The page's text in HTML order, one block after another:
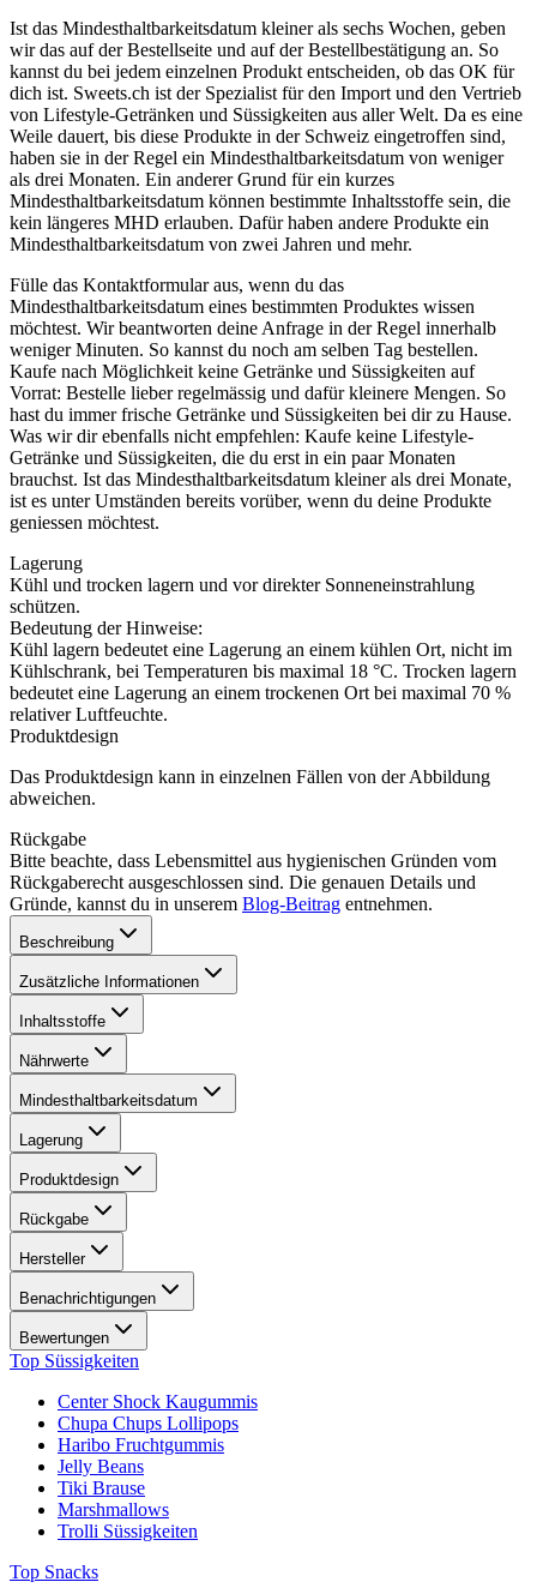
Ist das Mindesthaltbarkeitsdatum kleiner als sechs Wochen, geben
wir das auf der Bestellseite und auf der Bestellbestätigung an. So
kannst du bei jedem einzelnen Produkt entscheiden, ob das OK für
dich ist. Sweets.ch ist der Spezialist für den Import und den Vertrieb
von Lifestyle-Getränken und Süssigkeiten aus aller Welt. Da es eine
Weile dauert, bis diese Produkte in der Schweiz eingetroffen sind,
haben sie in der Regel ein Mindesthaltbarkeitsdatum von weniger
als drei Monaten. Ein anderer Grund für ein kurzes
Mindesthaltbarkeitsdatum können bestimmte Inhaltsstoffe sein, die
kein längeres MHD erlauben. Dafür haben andere Produkte ein
Mindesthaltbarkeitsdatum von zwei Jahren und mehr.
Fülle das Kontaktformular aus, wenn du das
Mindesthaltbarkeitsdatum eines bestimmten Produktes wissen
möchtest. Wir beantworten deine Anfrage in der Regel innerhalb
weniger Minuten. So kannst du noch am selben Tag bestellen.
Kaufe nach Möglichkeit keine Getränke und Süssigkeiten auf
Vorrat: Bestelle lieber regelmässig und dafür kleinere Mengen. So
hast du immer frische Getränke und Süssigkeiten bei dir zu Hause.
Was wir dir ebenfalls nicht empfehlen: Kaufe keine Lifestyle-
Getränke und Süssigkeiten, die du erst in ein paar Monaten
brauchst. Ist das Mindesthaltbarkeitsdatum kleiner als drei Monate,
ist es unter Umständen bereits vorüber, wenn du deine Produkte
geniessen möchtest.
Lagerung
Kühl und trocken lagern und vor direkter Sonneneinstrahlung
schützen.
Bedeutung der Hinweise:
Kühl lagern bedeutet eine Lagerung an einem kühlen Ort, nicht im
Kühlschrank, bei Temperaturen bis maximal 18 °C. Trocken lagern
bedeutet eine Lagerung an einem trockenen Ort bei maximal 70 %
relativer Luftfeuchte.
Produktdesign
Das Produktdesign kann in einzelnen Fällen von der Abbildung
abweichen.
Rückgabe
Bitte beachte, dass Lebensmittel aus hygienischen Gründen vom
Rückgaberecht ausgeschlossen sind. Die genauen Details und
Gründe, kannst du in unserem Blog-Beitrag entnehmen.
Beschreibung
Zusätzliche Informationen
Inhaltsstoffe
Nährwerte
Mindesthaltbarkeitsdatum
Lagerung
Produktdesign
Rückgabe
Hersteller
Benachrichtigungen
Bewertungen
Top Süssigkeiten
Center Shock Kaugummis
Chupa Chups Lollipops
Haribo Fruchtgummis
Jelly Beans
Tiki Brause
Marshmallows
Trolli Süssigkeiten
Top Snacks